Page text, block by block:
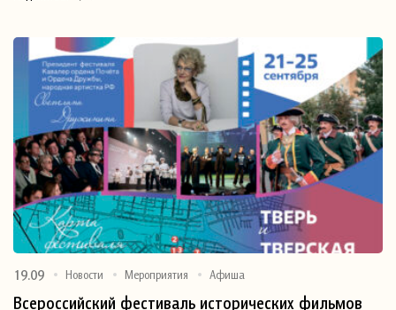
19.09 Новости Мероприятия Афиша
Всероссийский фестиваль исторических фильмов